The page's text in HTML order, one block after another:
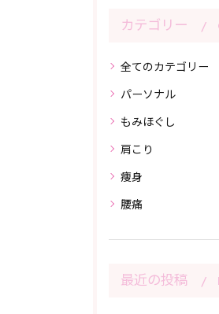
カテゴリー
全てのカテゴリー
パーソナル
もみほぐし
肩こり
痩身
腰痛
最近の投稿